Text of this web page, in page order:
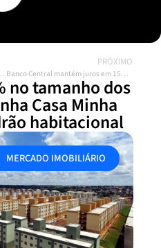
antigo ainda habitado no Brasil?
PRÓXIMO
Banco Central mantém juros em 15% e sinaliza cautela diante de cenário global incerto
no tamanho dos
Casa Minha
habitacional
MERCADO IMOBILIÁRIO